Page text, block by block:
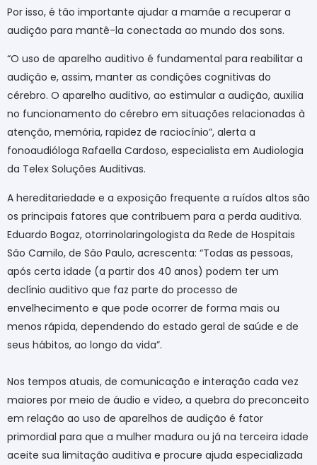
Por isso, é tão importante ajudar a mamãe a recuperar a
audição para mantê-la conectada ao mundo dos sons.
“O uso de aparelho auditivo é fundamental para reabilitar a
audição e, assim, manter as condições cognitivas do
cérebro. O aparelho auditivo, ao estimular a audição, auxilia
no funcionamento do cérebro em situações relacionadas à
atenção, memória, rapidez de raciocínio”, alerta a
fonoaudióloga Rafaella Cardoso, especialista em Audiologia
da Telex Soluções Auditivas.
A hereditariedade e a exposição frequente a ruídos altos são
os principais fatores que contribuem para a perda auditiva.
Eduardo Bogaz, otorrinolaringologista da Rede de Hospitais
São Camilo, de São Paulo, acrescenta: “Todas as pessoas,
após certa idade (a partir dos 40 anos) podem ter um
declínio auditivo que faz parte do processo de
envelhecimento e que pode ocorrer de forma mais ou
menos rápida, dependendo do estado geral de saúde e de
seus hábitos, ao longo da vida”.
Nos tempos atuais, de comunicação e interação cada vez
maiores por meio de áudio e vídeo, a quebra do preconceito
em relação ao uso de aparelhos de audição é fator
primordial para que a mulher madura ou já na terceira idade
aceite sua limitação auditiva e procure ajuda especializada